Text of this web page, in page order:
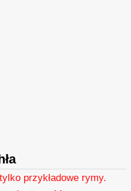
przykładowe rymy.